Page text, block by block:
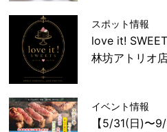
スポット情報
love it!
林坊アトリオ
イベント情報
【5/31(日)〜